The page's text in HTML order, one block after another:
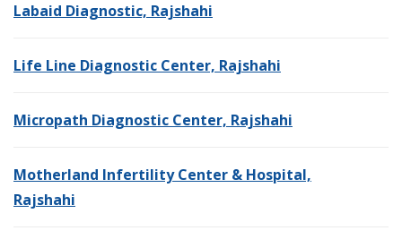
Labaid Diagnostic, Rajshahi
Life Line Diagnostic Center, Rajshahi
Micropath Diagnostic Center, Rajshahi
Motherland Infertility Center & Hospital,
Rajshahi